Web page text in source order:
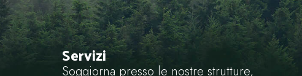
Servizi
Soggiorna presso le nostre strutture,